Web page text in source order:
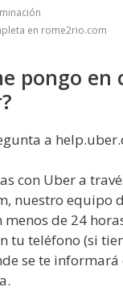
en rome2rio.com
pongo en
a
con Uber a
nuestro equipo
de 24
tu teléfono (si
se te